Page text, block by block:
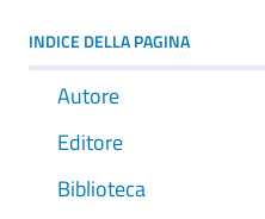
INDICE DELLA PAGINA
Autore
Editore
Biblioteca